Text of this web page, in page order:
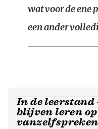
wat voor de ene
een ander
In de leerstand
blijven leren